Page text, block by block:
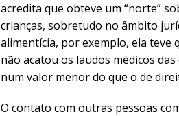
acredita que obteve um “norte”
crianças, sobretudo no âmbito
alimentícia, por exemplo, ela teve
não acatou os laudos médicos
num valor menor do que o de
O contato com outras pessoas